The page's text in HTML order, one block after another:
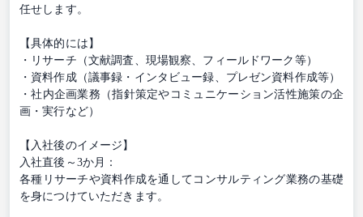
任せします。
【具体的には】
・リサーチ（文献調査、現場観察、フィールドワーク等）
・資料作成（議事録・インタビュー録、プレゼン資料作成等）
・社内企画業務（指針策定やコミュニケーション活性施策の企
画・実行など）
【入社後のイメージ】
入社直後～3か月：
各種リサーチや資料作成を通してコンサルティング業務の基礎
を身につけていただきます。